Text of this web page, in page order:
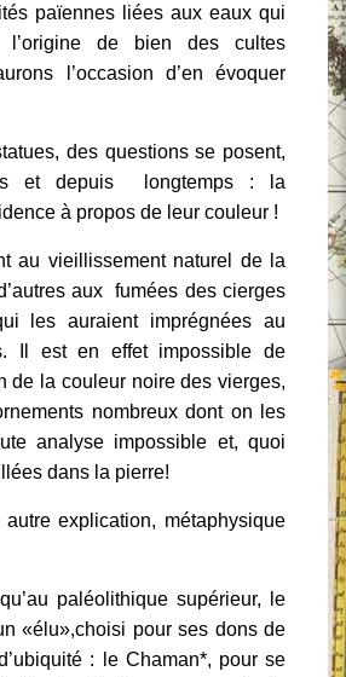
païennes liées aux eaux qui
l’origine de bien des cultes
l’occasion d’en évoquer
des questions se posent,
et depuis longtemps : la
à propos de leur couleur !
au vieillissement naturel de la
aux fumées des cierges
les auraient imprégnées au
Il est en effet impossible de
de la couleur noire des vierges,
nombreux dont on les
analyse impossible et, quoi
dans la pierre!
explication, métaphysique
paléolithique supérieur, le
«élu»,choisi pour ses dons de
: le Chaman*, pour se